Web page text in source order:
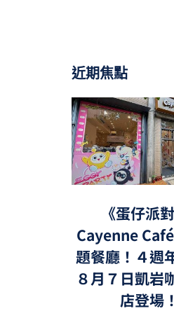
近期焦點
《蛋仔派
Cayenne
題餐廳！４週
８月７日凱岩
店登場！